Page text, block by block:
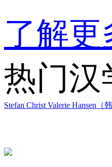
了解更
热门汉
Stefan Christ Valerie Hansen（